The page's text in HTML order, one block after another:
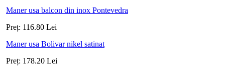
Maner usa balcon din inox Pontevedra
Preț: 116.80 Lei
Maner usa Bolivar nikel satinat
Preț: 178.20 Lei